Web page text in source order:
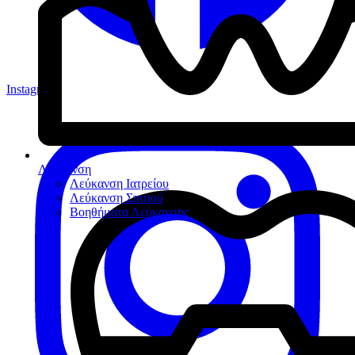
Λεύκανση
Λεύκανση Ιατρείου
Λεύκανση Σπιτιού
Βοηθήματα Λεύκανσης
Instagram